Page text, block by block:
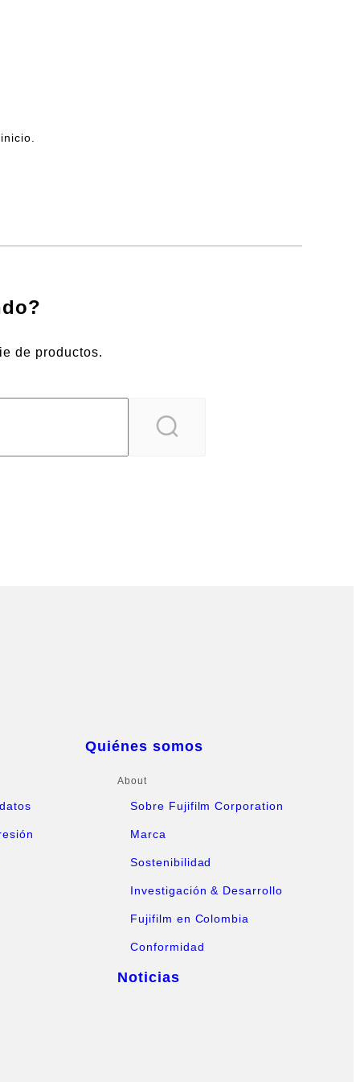
de productos.
Quiénes somos
About
Sobre Fujifilm Corporation
Marca
Sostenibilidad
Investigación & Desarrollo
Fujifilm en Colombia
Conformidad
Noticias